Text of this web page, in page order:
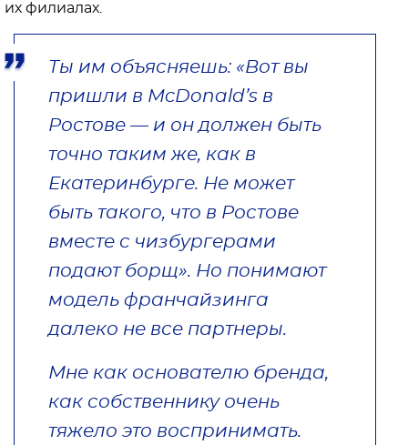
их филиалах.
Ты им объясняешь: «Вот вы
пришли в McDonald’s в
Ростове — и он должен быть
точно таким же, как в
Екатеринбурге. Не может
быть такого, что в Ростове
вместе с чизбургерами
подают борщ». Но понимают
модель франчайзинга
далеко не все партнеры.
Мне как основателю бренда,
как собственнику очень
тяжело это воспринимать.